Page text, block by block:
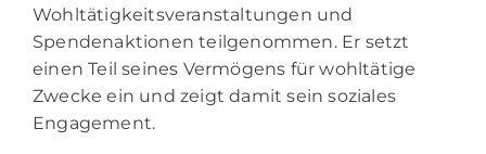
Wohltätigkeitsveranstaltungen und
Spendenaktionen teilgenommen. Er setzt
einen Teil seines Vermögens für wohltätige
Zwecke ein und zeigt damit sein soziales
Engagement.